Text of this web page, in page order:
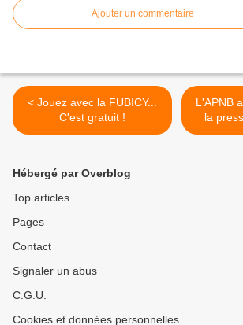
Ajouter un commentaire
< Jouez avec la FUBICY...
C'est gratuit !
L'APNB
Hébergé par Overblog
Top articles
Pages
Contact
Signaler un abus
C.G.U.
Cookies et données personnelles